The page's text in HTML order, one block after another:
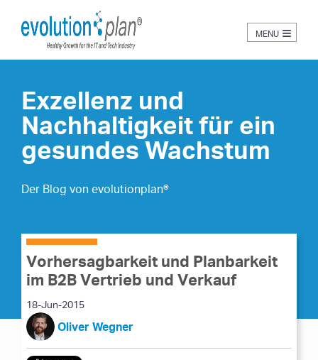
≡
Exzellenz und
Nachhaltigkeit für ein
gesundes Wachstum
Der Blog von evolutionplan®
Vorhersagbarkeit und Planbarkeit
im B2B Vertrieb und Verkauf
18-Jun-2015
Oliver Wegner